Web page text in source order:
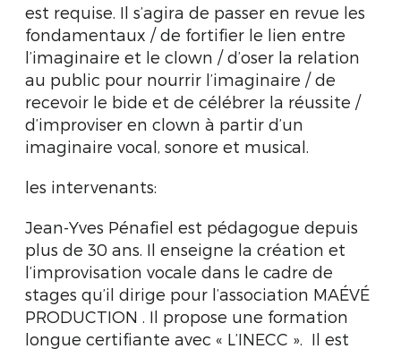
est requise. Il s’agira de passer en revue les
fondamentaux / de fortifier le lien entre
l’imaginaire et le clown / d’oser la relation
au public pour nourrir l’imaginaire / de
recevoir le bide et de célébrer la réussite /
d’improviser en clown à partir d’un
imaginaire vocal, sonore et musical.
les intervenants:
Jean-Yves Pénafiel est pédagogue depuis
plus de 30 ans. Il enseigne la création et
l’improvisation vocale dans le cadre de
stages qu’il dirige pour l’association MAÉVÉ
PRODUCTION . Il propose une formation
longue certifiante avec « L’INECC ». Il est